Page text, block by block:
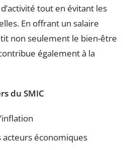
tout en évitant les
En offrant un salaire
non seulement le bien-être
également à la
du SMIC
acteurs économiques